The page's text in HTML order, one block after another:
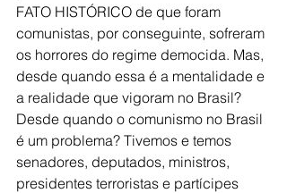
FATO HISTÓRICO de que foram
comunistas, por conseguinte, sofreram
os horrores do regime democida. Mas,
desde quando essa é a mentalidade e
a realidade que vigoram no Brasil?
Desde quando o comunismo no Brasil
é um problema? Tivemos e temos
senadores, deputados, ministros,
presidentes terroristas e partícipes